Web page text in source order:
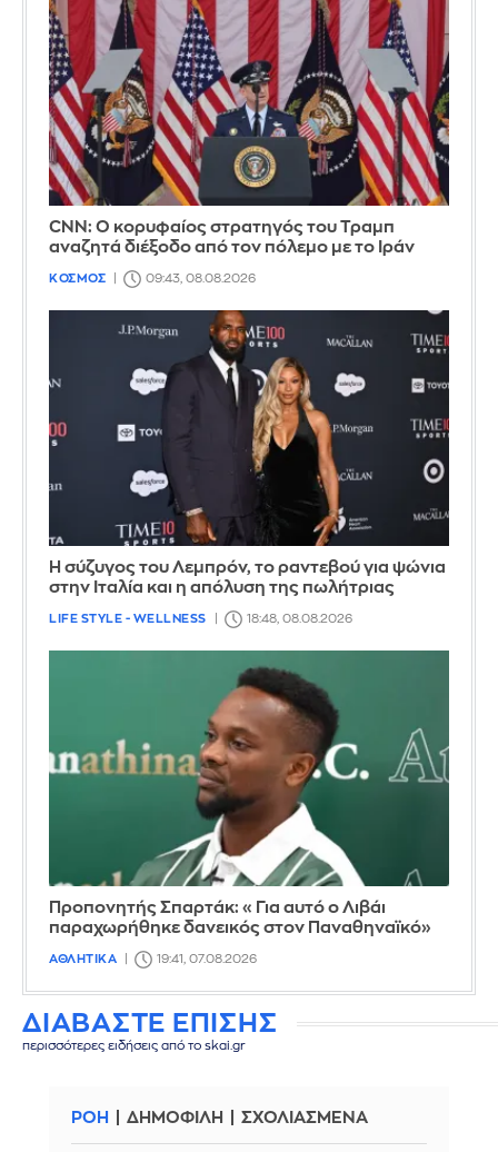
CNN: Ο κορυφαίος στρατηγός του Τραμπ
αναζητά διέξοδο από τον πόλεμο με το Ιράν
ΚΟΣΜΟΣ 09:43, 08.08.2026
Η σύζυγος του Λεμπρόν, το ραντεβού για ψώνια
στην Ιταλία και η απόλυση της πωλήτριας
LIFE STYLE - WELLNESS 18:48, 08.08.2026
Προπονητής Σπαρτάκ: «Για αυτό ο Λιβάι
παραχωρήθηκε δανεικός στον Παναθηναϊκό»
ΑΘΛΗΤΙΚΑ 19:41, 07.08.2026
ΔΙΑΒΑΣΤΕ ΕΠΙΣΗΣ
περισσότερες ειδήσεις από το skai.gr
ΡΟΗ ΔΗΜΟΦΙΛΗ ΣΧΟΛΙΑΣΜΕΝΑ